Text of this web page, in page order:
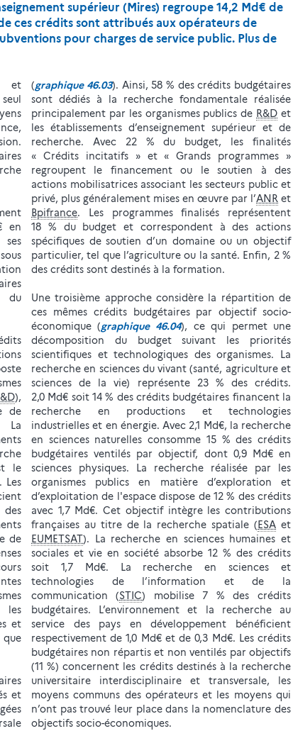
supérieur (Mires) regroupe 14,2 Md€ de
ces crédits sont attribués aux opérateurs de
pour charges de service public. Plus de
et
en
du
),
de
La
le
Les
de
les
et
et
(graphique 46.03). Ainsi, 58 % des crédits budgétaires
sont dédiés à la recherche fondamentale réalisée
principalement par les organismes publics de R&D et
les établissements d’enseignement supérieur et de
recherche. Avec 22 % du budget, les finalités
« Crédits incitatifs » et « Grands programmes »
regroupent le financement ou le soutien à des
actions mobilisatrices associant les secteurs public et
privé, plus généralement mises en œuvre par l’ANR et
Bpifrance. Les programmes finalisés représentent
18 % du budget et correspondent à des actions
spécifiques de soutien d’un domaine ou un objectif
particulier, tel que l’agriculture ou la santé. Enfin, 2 %
des crédits sont destinés à la formation.
Une troisième approche considère la répartition de
ces mêmes crédits budgétaires par objectif socio-
économique (graphique 46.04), ce qui permet une
décomposition du budget suivant les priorités
scientifiques et technologiques des organismes. La
recherche en sciences du vivant (santé, agriculture et
sciences de la vie) représente 23 % des crédits.
2,0 Md€ soit 14 % des crédits budgétaires financent la
recherche en productions et technologies
industrielles et en énergie. Avec 2,1 Md€, la recherche
en sciences naturelles consomme 15 % des crédits
budgétaires ventilés par objectif, dont 0,9 Md€ en
sciences physiques. La recherche réalisée par les
organismes publics en matière d’exploration et
d’exploitation de l'espace dispose de 12 % des crédits
avec 1,7 Md€. Cet objectif intègre les contributions
françaises au titre de la recherche spatiale (ESA et
EUMETSAT). La recherche en sciences humaines et
sociales et vie en société absorbe 12 % des crédits
soit 1,7 Md€. La recherche en sciences et
technologies de l’information et de la
communication (STIC) mobilise 7 % des crédits
budgétaires. L’environnement et la recherche au
service des pays en développement bénéficient
respectivement de 1,0 Md€ et de 0,3 Md€. Les crédits
budgétaires non répartis et non ventilés par objectifs
(11 %) concernent les crédits destinés à la recherche
universitaire interdisciplinaire et transversale, les
moyens communs des opérateurs et les moyens qui
n’ont pas trouvé leur place dans la nomenclature des
objectifs socio-économiques.